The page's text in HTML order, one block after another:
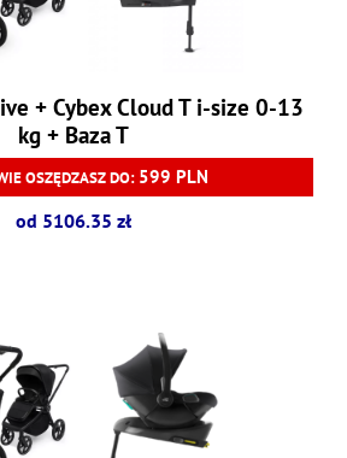
+ Cybex Cloud T i-size 0-13
kg + Baza T
OSZĘDZASZ DO: 599 PLN
od 5106.35 zł